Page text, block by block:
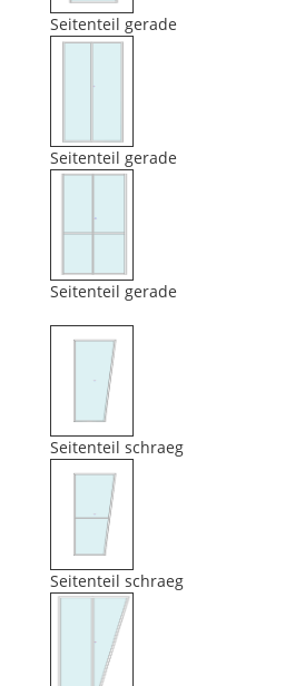
Seitenteil gerade
Seitenteil gerade
Seitenteil gerade
Seitenteil schraeg
Seitenteil schraeg